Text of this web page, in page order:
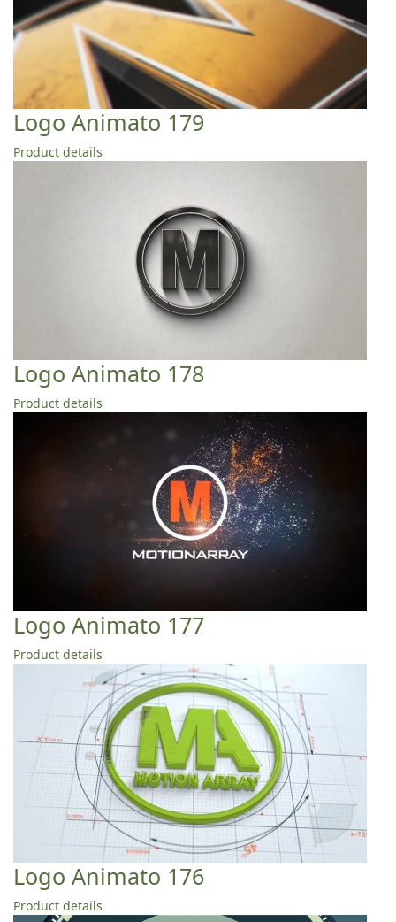
Logo Animato 179
Product details
Logo Animato 178
Product details
Logo Animato 177
Product details
Logo Animato 176
Product details